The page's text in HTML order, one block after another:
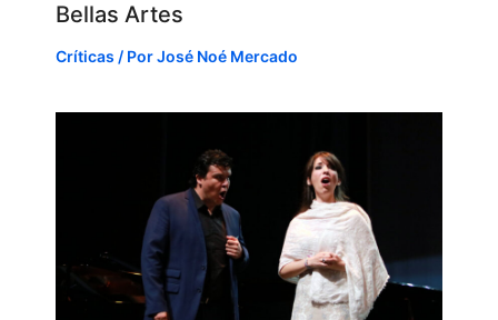
Bellas Artes
Críticas / PorJosé Noé Mercado